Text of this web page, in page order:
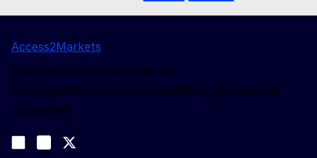
Access2Markets
Dette websted forvaltes af:
Generaldirektoratet for Handel og Økonomisk
Sikkerhed
Join us on LinkedIn
Trade-Off podcast